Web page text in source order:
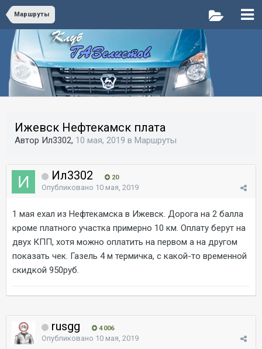
Маршруты
Ижевск Нефтекамск плата
Автор Ил3302, 10 мая, 2019 в Маршруты
Ил3302 20
Опубликовано 10 мая, 2019
1 мая ехал из Нефтекамска в Ижевск. Дорога на 2 балла
кроме платного участка примерно 10 км. Оплату берут на
двух КПП, хотя можно оплатить на первом а на другом
показать чек. Газель 4 м термичка, с какой-то временной
скидкой 950руб.
rusgg 4 006
Опубликовано 10 мая, 2019